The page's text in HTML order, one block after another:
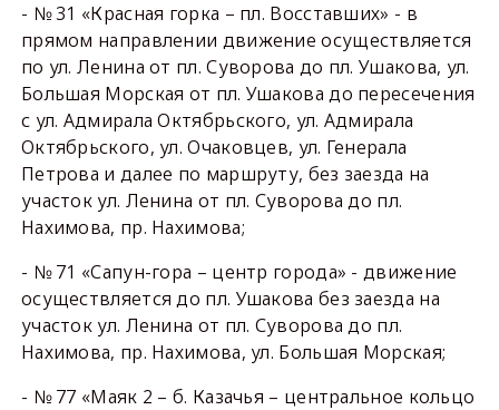
- № 31 «Красная горка – пл. Восставших» - в
прямом направлении движение осуществляется
по ул. Ленина от пл. Суворова до пл. Ушакова, ул.
Большая Морская от пл. Ушакова до пересечения
с ул. Адмирала Октябрьского, ул. Адмирала
Октябрьского, ул. Очаковцев, ул. Генерала
Петрова и далее по маршруту, без заезда на
участок ул. Ленина от пл. Суворова до пл.
Нахимова, пр. Нахимова;
- № 71 «Сапун-гора – центр города» - движение
осуществляется до пл. Ушакова без заезда на
участок ул. Ленина от пл. Суворова до пл.
Нахимова, пр. Нахимова, ул. Большая Морская;
- № 77 «Маяк 2 – б. Казачья – центральное кольцо